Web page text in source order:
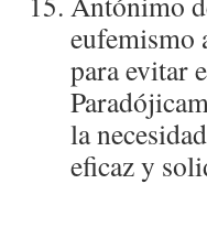
eufemismo
para evitar
la
eficaz y